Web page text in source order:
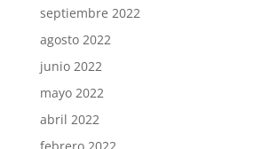
septiembre 2022
agosto 2022
junio 2022
mayo 2022
abril 2022